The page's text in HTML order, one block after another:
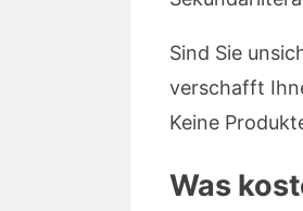
Sind Sie
verschafft
Keine
Was